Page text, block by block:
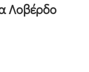
Λοβέρδο